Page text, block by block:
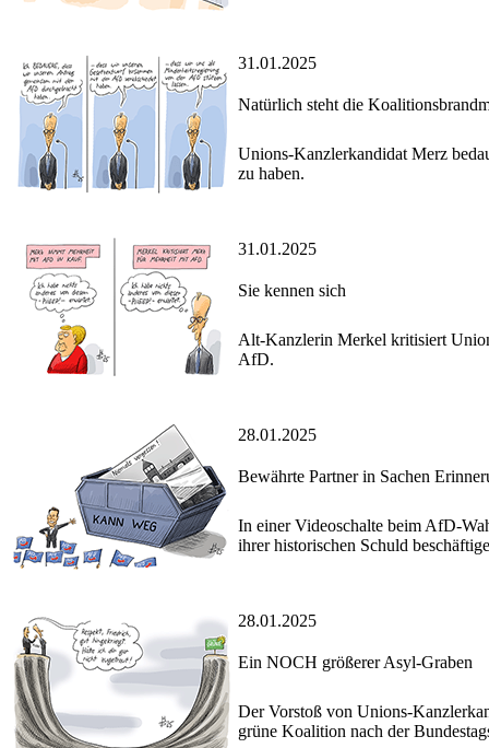
31.01.2025
Natürlich steht die
Unions-Kanzlerkandidat Merz
zu haben.
31.01.2025
Sie kennen sich
Alt-Kanzlerin Merkel kritisiert
AfD.
28.01.2025
Bewährte Partner in Sachen
In einer Videoschalte beim AfD-
ihrer historischen Schuld
28.01.2025
Ein NOCH größerer Asyl-Graben
Der Vorstoß von Unions-
grüne Koalition nach der